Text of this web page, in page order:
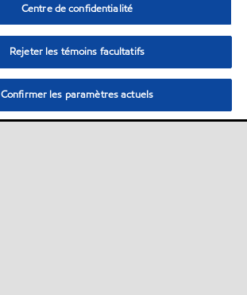
Centre de confidentialité
Rejeter les témoins facultatifs
Confirmer les paramètres actuels